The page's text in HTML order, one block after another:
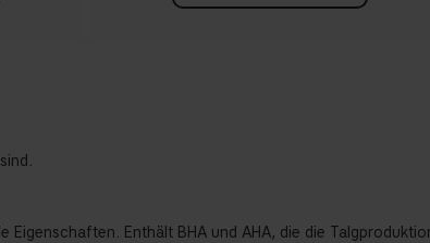
Enthält BHA und AHA, die die